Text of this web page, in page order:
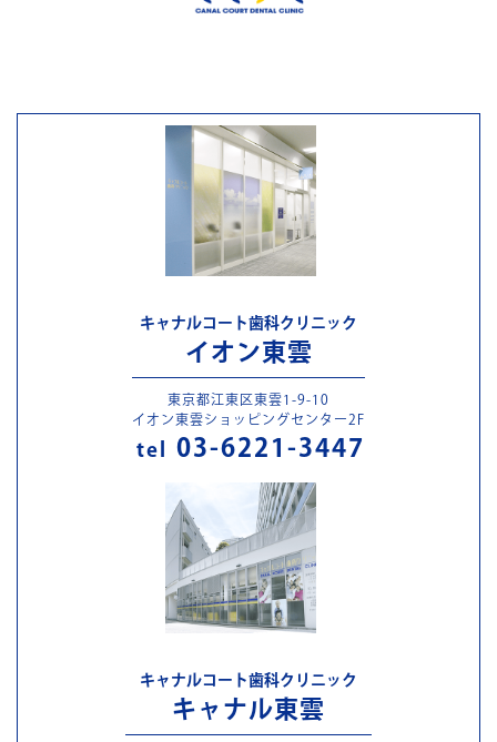
キャナルコート歯科クリニック
イオン東雲
東京都江東区東雲1-9-10
イオン東雲ショッピングセンター2F
tel 03-6221-3447
キャナルコート歯科クリニック
キャナル東雲